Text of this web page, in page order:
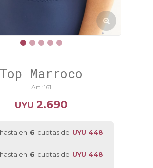
Top Marroco
161
UYU 2.690
hasta en 6 cuotas de UYU 448
hasta en 6 cuotas de UYU 448